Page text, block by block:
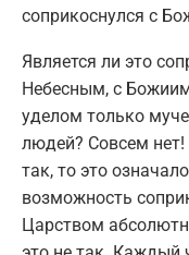
соприкоснулся с
Является ли это
Небесным, с
уделом только
людей? Совсем
так, то это
возможность
Царством